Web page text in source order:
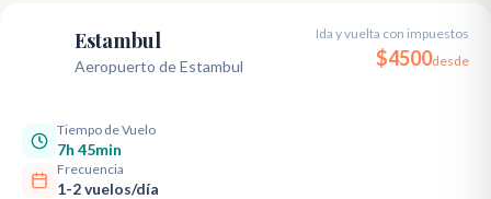
Estambul
Aeropuerto de Estambul
Ida y vuelta con impuestos
$4500desde
Tiempo de Vuelo
7h 45min
Frecuencia
1-2 vuelos/día